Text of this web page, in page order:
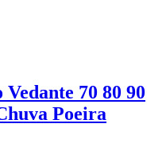
70 80 90
Poeira